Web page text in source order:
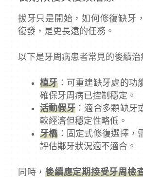
拔牙只是開始，如何修復缺牙
復發，是更長遠的任務。
以下是牙周病患者常見的後續治
植牙：可重建缺牙處的功
確保牙周病已控制穩定。
活動假牙 ：適合多顆缺牙
較經濟但穩定性略低。
牙橋：固定式修復選擇，
評估鄰牙狀況適不適合。
同時，後續應定期接受牙周檢